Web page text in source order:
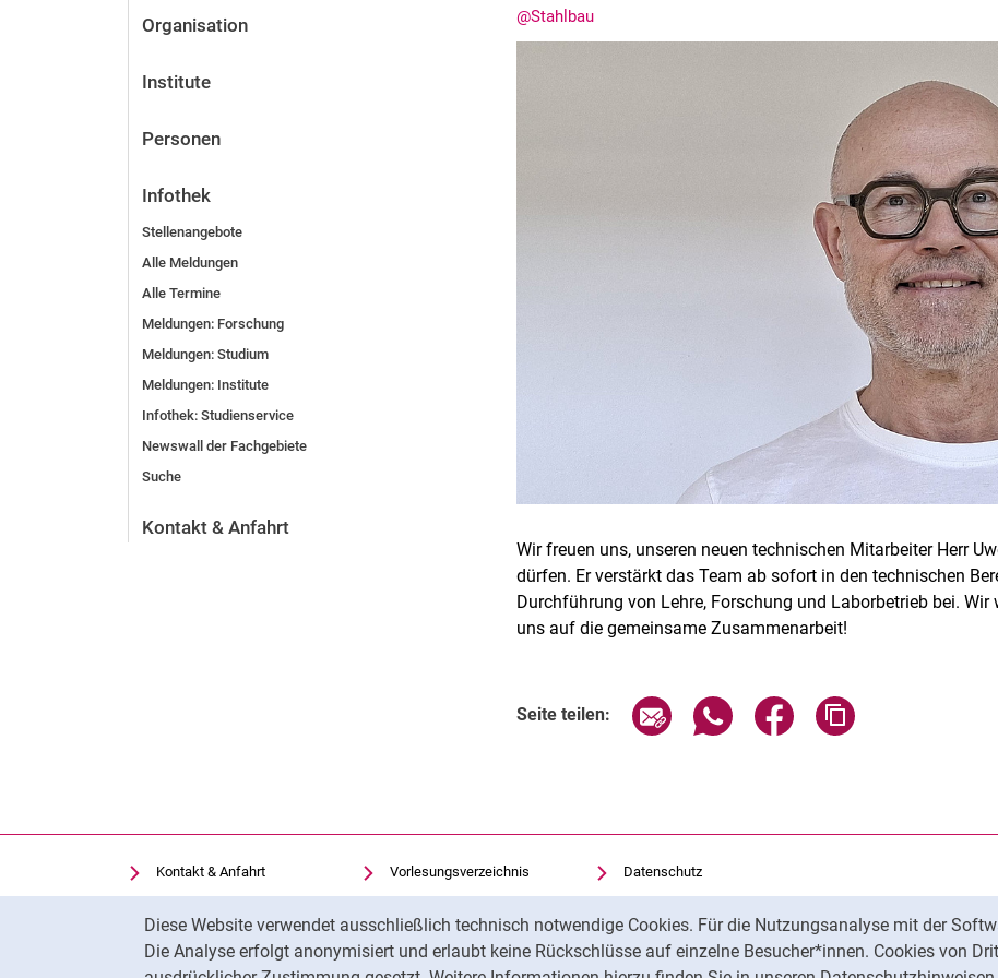
Diese Website verwendet ausschließlich technisch notwendige Cookies. Für die Nutzungsanalyse mit der
Die Analyse erfolgt anonymisiert und erlaubt keine Rückschlüsse auf einzelne Besucher*innen. Cookies von
Organisation
Institute
Personen
Infothek
Stellenangebote
Alle Meldungen
Alle Termine
Meldungen: Forschung
Meldungen: Stu­di­um
Meldungen: Institute
Infothek: Studienservice
Newswall der Fachgebiete
Suche
Kontakt & Anfahrt
@Stahlbau
Wir freuen uns, unseren neuen technischen Mitarbeiter Herr
dürfen. Er verstärkt das Team ab sofort in den technischen
Durchführung von Lehre, Forschung und Laborbetrieb bei.
uns auf die gemeinsame Zusammenarbeit!
Seite teilen: Seite über E-Mail teilen
Seite über WhatsApp teilen
Seite über Facebook
Kontakt & Anfahrt
Einrichtungen suchen
Stellenangebote
Cookie-Einstellungen
Vorlesungsverzeichnis
Uni-Bibliothek
Moodle
Panopto
Datenschutz
Barrierefreiheit
Transparenter KI-Einsatz
Impressum